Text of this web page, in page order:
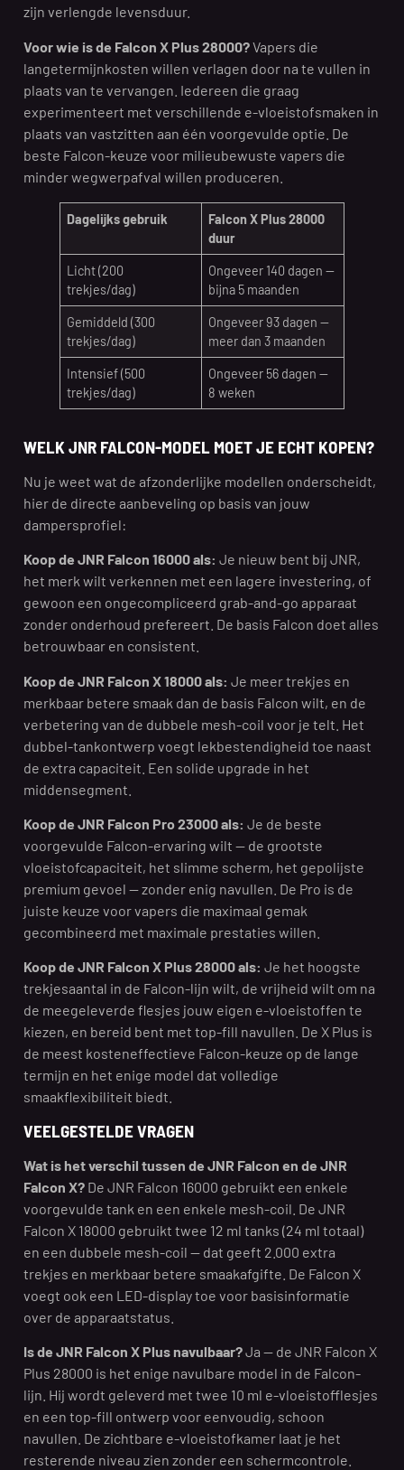
zijn verlengde levensduur.
Voor wie is de Falcon X Plus 28000?Vapers die
langetermijnkosten willen verlagen door na te vullen in
plaats van te vervangen. Iedereen die graag
experimenteert met verschillende e-vloeistofsmaken in
plaats van vastzitten aan één voorgevulde optie. De
beste Falcon-keuze voor milieubewuste vapers die
minder wegwerpafval willen produceren.
Dagelijks gebruik
Falcon X Plus 28000
duur
Licht (200
trekjes/dag)
Ongeveer 140 dagen —
bijna 5 maanden
Gemiddeld (300
trekjes/dag)
Ongeveer 93 dagen —
meer dan 3 maanden
Intensief (500
trekjes/dag)
Ongeveer 56 dagen —
8 weken
WELK JNR FALCON-MODEL MOET JE ECHT KOPEN?
Nu je weet wat de afzonderlijke modellen onderscheidt,
hier de directe aanbeveling op basis van jouw
dampersprofiel:
Koop de JNR Falcon 16000 als: Je nieuw bent bij JNR,
het merk wilt verkennen met een lagere investering, of
gewoon een ongecompliceerd grab-and-go apparaat
zonder onderhoud prefereert. De basis Falcon doet alles
betrouwbaar en consistent.
Koop de JNR Falcon X 18000 als: Je meer trekjes en
merkbaar betere smaak dan de basis Falcon wilt, en de
verbetering van de dubbele mesh-coil voor je telt. Het
dubbel-tankontwerp voegt lekbestendigheid toe naast
de extra capaciteit. Een solide upgrade in het
middensegment.
Koop de JNR Falcon Pro 23000 als: Je de beste
voorgevulde Falcon-ervaring wilt — de grootste
vloeistofcapaciteit, het slimme scherm, het gepolijste
premium gevoel — zonder enig navullen. De Pro is de
juiste keuze voor vapers die maximaal gemak
gecombineerd met maximale prestaties willen.
Koop de JNR Falcon X Plus 28000 als: Je het hoogste
trekjesaantal in de Falcon-lijn wilt, de vrijheid wilt om na
de meegeleverde flesjes jouw eigen e-vloeistoffen te
kiezen, en bereid bent met top-fill navullen. De X Plus is
de meest kosteneffectieve Falcon-keuze op de lange
termijn en het enige model dat volledige
smaakflexibiliteit biedt.
VEELGESTELDE VRAGEN
Wat is het verschil tussen de JNR Falcon en de JNR
Falcon X? De JNR Falcon 16000 gebruikt een enkele
voorgevulde tank en een enkele mesh-coil. De JNR
Falcon X 18000 gebruikt twee 12 ml tanks (24 ml totaal)
en een dubbele mesh-coil — dat geeft 2.000 extra
trekjes en merkbaar betere smaakafgifte. De Falcon X
voegt ook een LED-display toe voor basisinformatie
over de apparaatstatus.
Is de JNR Falcon X Plus navulbaar?Ja — de JNR Falcon X
Plus 28000 is het enige navulbare model in de Falcon-
lijn. Hij wordt geleverd met twee 10 ml e-vloeistofflesjes
en een top-fill ontwerp voor eenvoudig, schoon
navullen. De zichtbare e-vloeistofkamer laat je het
resterende niveau zien zonder een schermcontrole.